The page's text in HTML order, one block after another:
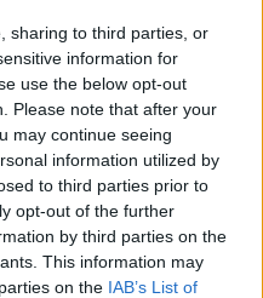
sharing to third parties, or
information for
use the below opt-out
Please note that after your
may continue seeing
information utilized by
to third parties prior to
opt-out of the further
by third parties on the
This information may
on the IAB’s List of